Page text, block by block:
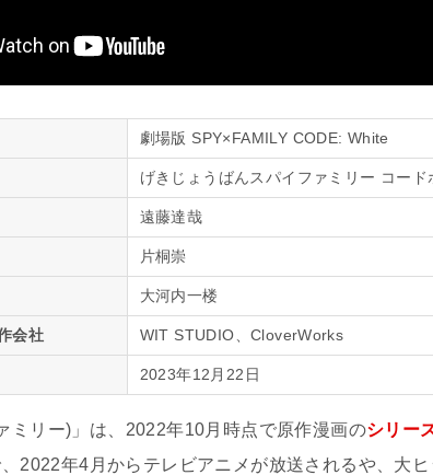
劇場版 SPY×FAMILY CODE: White
げきじょうばんスパイファミリー コード
遠藤達哉
片桐崇
大河内一楼
会社 WIT STUDIO、CloverWorks
2023年12月22日
ミリー)」は、2022年10月時点で原作漫画のシリー
2022年4月からテレビアニメが放送されるや、大